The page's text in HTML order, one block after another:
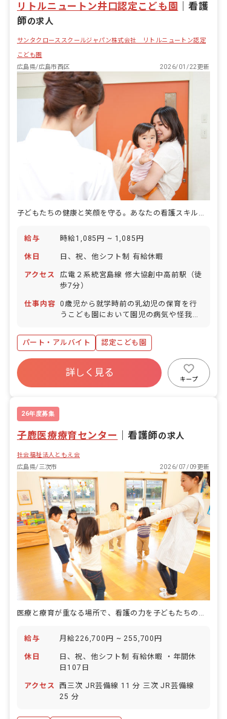
リトルニュートン井口認定こども園
看護
師の求人
サンタクローススクールジャパン株式会社 リトルニュートン認定
こども園
広島県/広島市西区
2026/01/22更新
子どもたちの健康と笑顔を守る。あなたの看護スキルを保育で活かしませんか？
給与 時給1,085円 ~ 1,085円
休日 日、祝、他シフト制 有給休暇
アクセス
広電２系統宮島線 修大協創中高前駅（徒
歩7分）
仕事内容 0歳児から就学時前の乳幼児の保育を行
うこども園において園児の病気や怪我な
チェック（検温・視診など） ・服薬介助
・医療機関との連携業務 ・保護者の健康
相談 ・衛生、疾病予防の指導 ・保健だ
よりの作成など ※平時は保育補助に従事
していただきます（保健室待機業務では
パート・アルバイト 認定こども園
詳しく見る
キープ
26年度募集
子鹿医療療育センター ｜看護師の求人
社会福祉法人ともえ会
広島県/三次市
2026/07/09更新
給与 月給226,700円 ~ 255,700円
休日
日、祝、他シフト制 有給休暇 ・年間休
日107日
アクセス
西三次 JR芸備線 11 分 三次 JR芸備線
25 分